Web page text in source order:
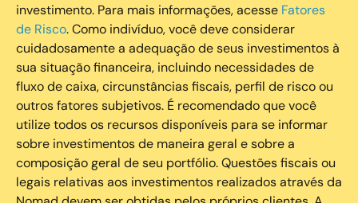
investimento. Para mais informações, acesse Fatores
de Risco. Como indivíduo, você deve considerar
cuidadosamente a adequação de seus investimentos à
sua situação financeira, incluindo necessidades de
fluxo de caixa, circunstâncias fiscais, perfil de risco ou
outros fatores subjetivos. É recomendado que você
utilize todos os recursos disponíveis para se informar
sobre investimentos de maneira geral e sobre a
composição geral de seu portfólio. Questões fiscais ou
legais relativas aos investimentos realizados através da